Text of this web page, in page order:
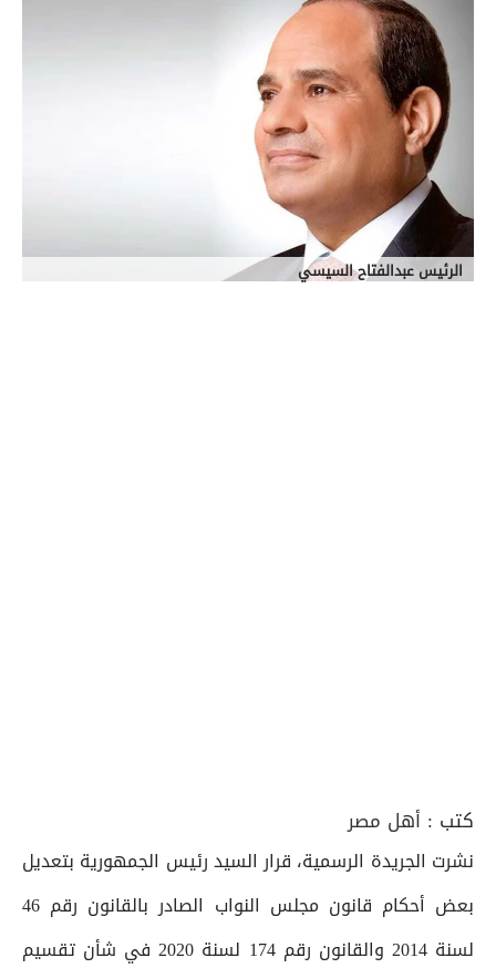
الرئيس عبدالفتاح السيسي
كتب : أهل مصر
نشرت الجريدة الرسمية، قرار السيد رئيس الجمهورية بتعديل
بعض أحكام قانون مجلس النواب الصادر بالقانون رقم 46
لسنة 2014 والقانون رقم 174 لسنة 2020 في شأن تقسيم